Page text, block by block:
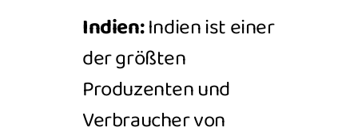
Indien:Indien ist einer
der größten
Produzenten und
Verbraucher von